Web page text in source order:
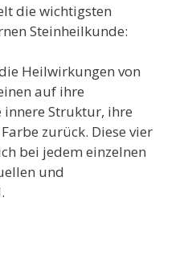
die wichtigsten
Steinheilkunde:
Heilwirkungen von
auf ihre
innere Struktur, ihre
zurück. Diese vier
bei jedem einzelnen
und